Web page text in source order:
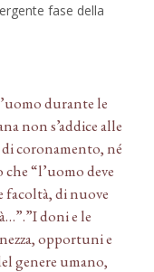
fase della
durante le
non s’addice alle
coronamento, né
“l’uomo deve
facoltà, di nuove
doni e le
opportuni e
genere umano,